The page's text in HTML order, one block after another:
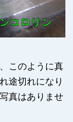
このように真
途切れになり
真はありませ